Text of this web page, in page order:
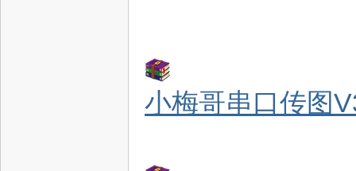
小梅哥串口传图